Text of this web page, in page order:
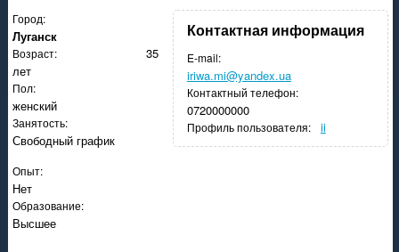
Город:
Луганск
Возраст:
35
лет
Пол:
женский
Занятость:
Свободный график
Опыт:
Нет
Образование:
Высшее
Контактная информация
E-mail:
iriwa.mi@yandex.ua
Контактный телефон:
0720000000
Профиль пользователя: ii